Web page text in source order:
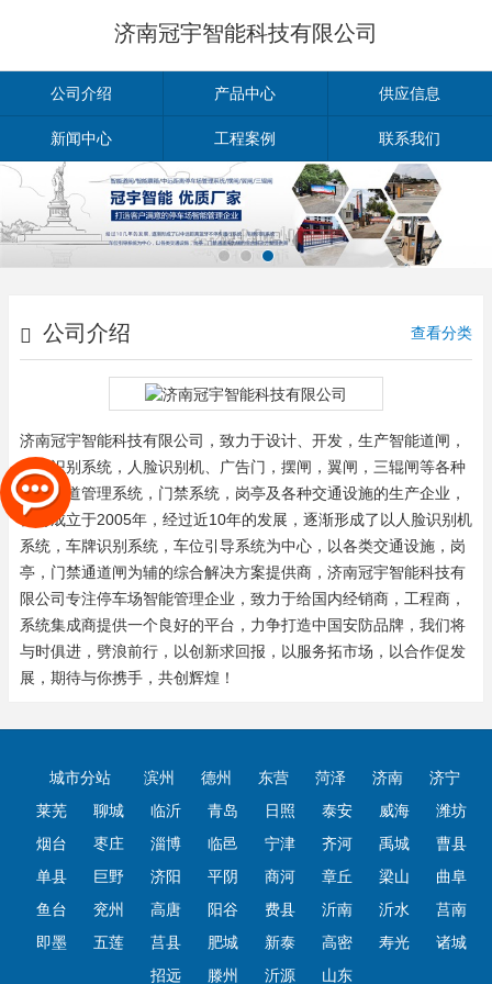
济南冠宇智能科技有限公司
公司介绍 产品中心 供应信息
新闻中心 工程案例 联系我们
公司介绍 查看分类
济南冠宇智能科技有限公司，致力于设计、开发，生产智能道闸，
车牌识别系统，人脸识别机、广告门，摆闸，翼闸，三辊闸等各种
人行通道管理系统，门禁系统，岗亭及各种交通设施的生产企业，
公司成立于2005年，经过近10年的发展，逐渐形成了以人脸识别机
系统，车牌识别系统，车位引导系统为中心，以各类交通设施，岗
亭，门禁通道闸为辅的综合解决方案提供商，济南冠宇智能科技有
限公司专注停车场智能管理企业，致力于给国内经销商，工程商，
系统集成商提供一个良好的平台，力争打造中国安防品牌，我们将
与时俱进，劈浪前行，以创新求回报，以服务拓市场，以合作促发
展，期待与你携手，共创辉煌！
城市分站 滨州 德州 东营 菏泽 济南
济宁
莱芜
聊城 临沂 青岛 日照 泰安 威海
潍坊
烟台
枣庄 淄博 临邑 宁津 齐河 禹城
曹县
单县
巨野 济阳 平阴 商河 章丘 梁山
曲阜
鱼台
兖州 高唐 阳谷 费县 沂南 沂水
莒南
即墨
五莲 莒县 肥城 新泰 高密 寿光
诸城
招远
滕州 沂源 山东